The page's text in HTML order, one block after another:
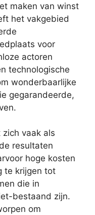
maken van winst
het vakgebied
voor
actoren
technologische
wonderbaarlijke
gegarandeerde,
vaak als
resultaten
hoge kosten
te krijgen tot
die in
bestaand zijn.
om